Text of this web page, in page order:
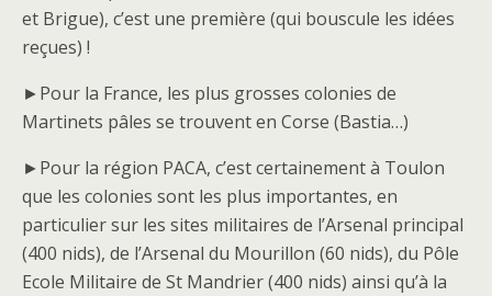
et Brigue), c’est une première (qui bouscule les idées
reçues) !
►Pour la France, les plus grosses colonies de
Martinets pâles se trouvent en Corse (Bastia…)
►Pour la région PACA, c’est certainement à Toulon
que les colonies sont les plus importantes, en
particulier sur les sites militaires de l’Arsenal principal
(400 nids), de l’Arsenal du Mourillon (60 nids), du Pôle
Ecole Militaire de St Mandrier (400 nids) ainsi qu’à la